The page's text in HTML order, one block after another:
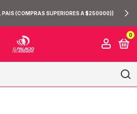
PAIS (COMPRAS SUPERIORES A $250000))
0